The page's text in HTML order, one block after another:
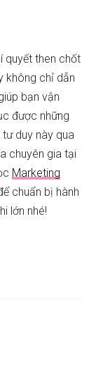
quyết then chốt
không chỉ dẫn
bạn vận
được những
duy này qua
chuyên gia tại
Marketing
chuẩn bị hành
lớn nhé!